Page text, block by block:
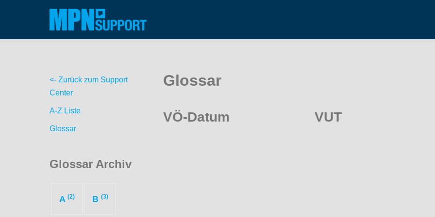
Inhalt
<- Zurück zum Support
Center
A-Z Liste
Glossar
Glossar Archiv
A (2) B (3)
Glossar
VÖ-Datum VUT